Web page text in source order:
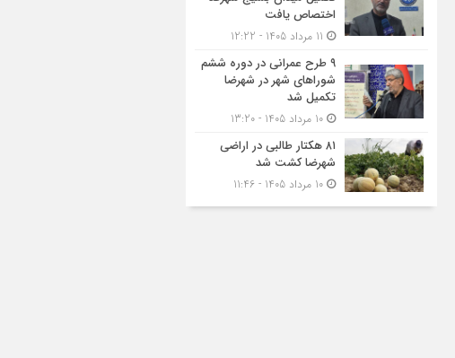
اختصاص یافت
۹ طرح عمرانی در دوره ششم
شوراهای شهر در شهرضا
تکمیل شد
۸۱ هکتار طالبی در اراضی
شهرضا کشت شد